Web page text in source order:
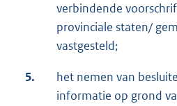
verbindende
provinciale staten/
vastgesteld;
5.
het nemen van
informatie op grond